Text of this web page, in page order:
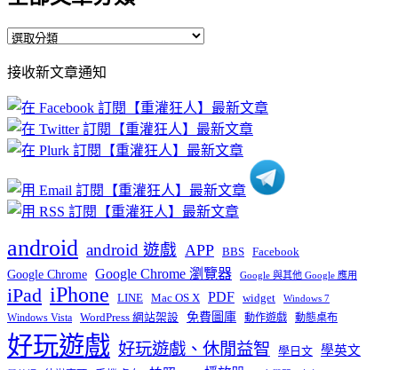
全
文
章
分
類
接收新文章通知
android android 遊戲 APP BBS Facebook
Google Chrome Google Chrome 瀏覽器 Google 與其他 Google 應用
iPad iPhone LINE Mac OS X PDF widget Windows 7
Windows Vista WordPress 網站架設 免費圖庫 動作遊戲 動態桌布
好玩遊戲 好玩遊戲、休閒益智 學日文 學英文